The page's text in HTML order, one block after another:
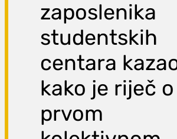
zaposlenika
studentskih
centara
kako je riječ o
prvom